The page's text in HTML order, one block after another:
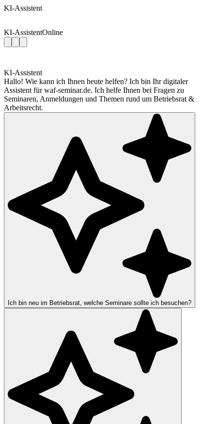
KI-Assistent
KI-AssistentOnline
KI-Assistent
Hallo! Wie kann ich Ihnen heute helfen? Ich bin Ihr digitaler
Assistent für waf-seminar.de. Ich helfe Ihnen bei Fragen zu
Seminaren, Anmeldungen und Themen rund um Betriebsrat &
Arbeitsrecht.
Ich bin neu im Betriebsrat, welche Seminare sollte ich besuchen?